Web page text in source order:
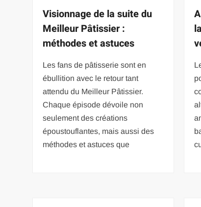
Visionnage de la suite du
Meilleur Pâtissier :
méthodes et astuces
Les fans de pâtisserie sont en
ébullition avec le retour tant
attendu du Meilleur Pâtissier.
Chaque épisode dévoile non
seulement des créations
époustouflantes, mais aussi des
méthodes et astuces que